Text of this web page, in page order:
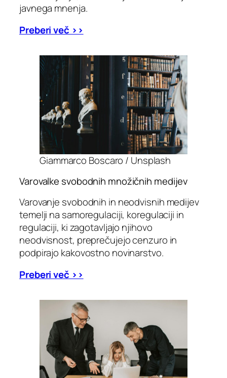
javnega mnenja.
Preberi več >>
Giammarco Boscaro / Unsplash
Varovalke svobodnih množičnih medijev
Varovanje svobodnih in neodvisnih medijev
temelji na samoregulaciji, koregulaciji in
regulaciji, ki zagotavljajo njihovo
neodvisnost, preprečujejo cenzuro in
podpirajo kakovostno novinarstvo.
Preberi več >>